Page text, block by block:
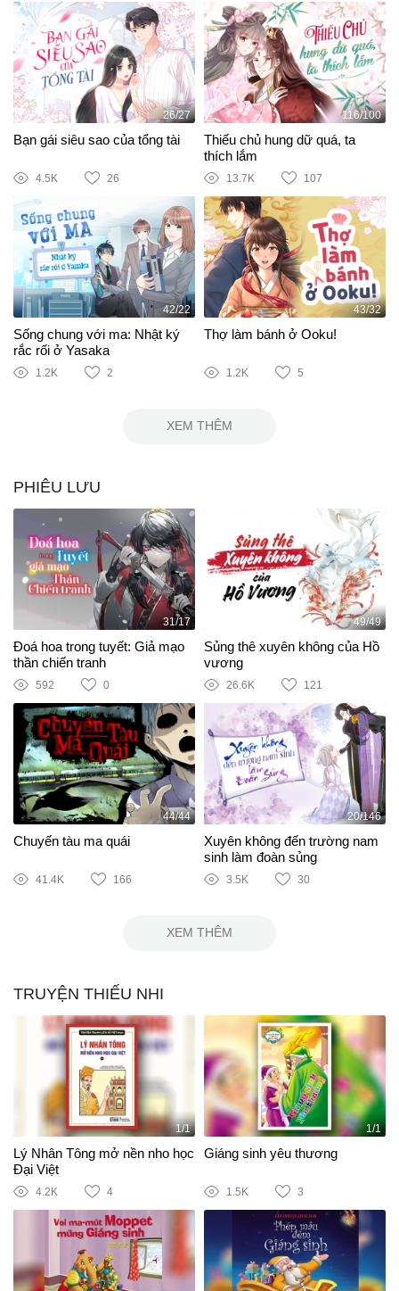
26/27
Bạn gái siêu sao của tổng tài
4.5K 26
116/100
Thiếu chủ hung dữ quá, ta
thích lắm
13.7K 107
42/22
Sống chung với ma: Nhật ký
rắc rối ở Yasaka
1.2K 2
43/32
Thợ làm bánh ở Ooku!
1.2K 5
XEM THÊM
PHIÊU LƯU
31/17
Đoá hoa trong tuyết: Giả mạo
thần chiến tranh
592 0
49/49
Sủng thê xuyên không của Hồ
vương
26.6K 121
44/44
Chuyến tàu ma quái
41.4K 166
20/146
Xuyên không đến trường nam
sinh làm đoàn sủng
3.5K 30
XEM THÊM
TRUYỆN THIẾU NHI
1/1
Lý Nhân Tông mở nền nho học
Đại Việt
4.2K 4
1/1
Giáng sinh yêu thương
1.5K 3